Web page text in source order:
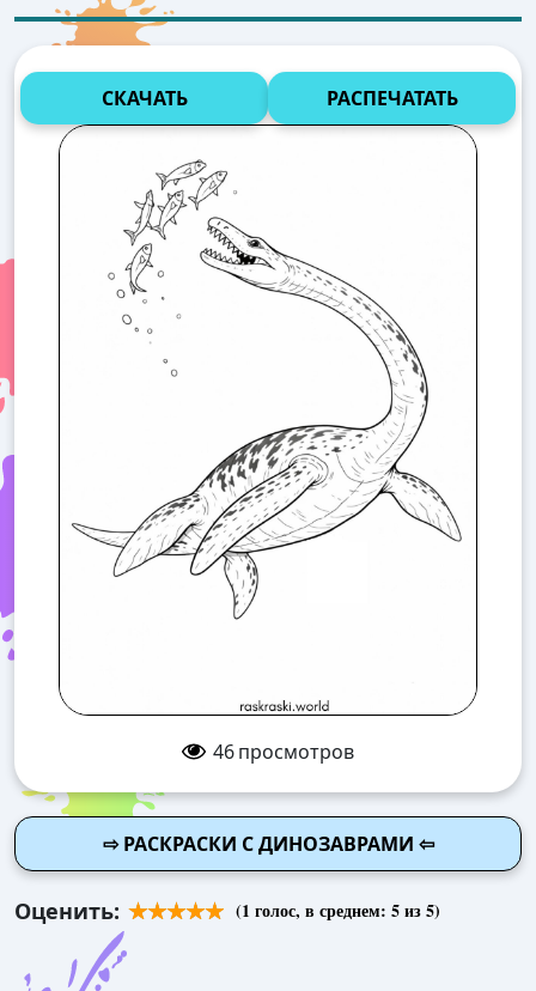
СКАЧАТЬ РАСПЕЧАТАТЬ
46просмотров
⇨ РАСКРАСКИ С ДИНОЗАВРАМИ ⇦
Оценить: (1 голос, в среднем: 5из 5)